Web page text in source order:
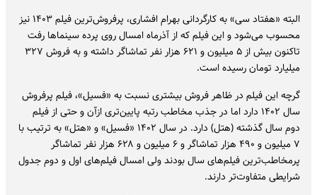
البته «هفتاد سی» به کارگردانی بهرام افشاری، پرفروش‌ترین فیلم ۱۴۰۳ نیز
محسوب می‌شود و این فیلم که از آذرماه امسال روی پرده سینماها رفت
تاکنون بیش از ۵ میلیون و ۶۲۱ هزار نفر تماشاگر داشته و به فروش ۳۲۷
میلیارد تومان رسیده است.
گرچه این فیلم در ظاهر فروش بیشتری نسبت به «فسیل»، فیلم پرفروش
سال ۱۴۰۲ دارد اما در جذب مخاطب رتبه پایین‌تری ازآن و حتی از فیلم
دوم سال گذشته (هتل) دارد. در سال ۱۴۰۲ «فسیل» و «هتل» به ترتیب با
۷ میلیون و ۴۹۰ هزار تماشاگر و ۶ میلیون و ۶۲۸ هزار نفر تماشاگر
پرمخاطب‌ترین فیلم‌های سال بودند ولی امسال فیلم‌های اول و دوم جدول
شرایطی متفاوت‌تر دارند.